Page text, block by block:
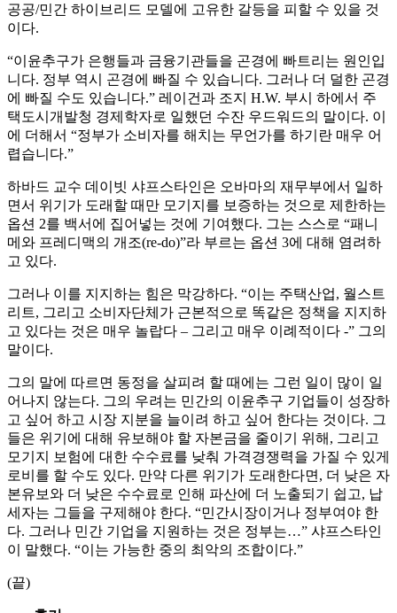
공공/민간 하이브리드 모델에 고유한 갈등을 피할 수 있을 것
이다.
“이윤추구가 은행들과 금융기관들을 곤경에 빠트리는 원인입
니다. 정부 역시 곤경에 빠질 수 있습니다. 그러나 더 덜한 곤경
에 빠질 수도 있습니다.” 레이건과 조지 H.W. 부시 하에서 주
택도시개발청 경제학자로 일했던 수잔 우드워드의 말이다. 이
에 더해서 “정부가 소비자를 해치는 무언가를 하기란 매우 어
렵습니다.”
하바드 교수 데이빗 샤프스타인은 오바마의 재무부에서 일하
면서 위기가 도래할 때만 모기지를 보증하는 것으로 제한하는
옵션 2를 백서에 집어넣는 것에 기여했다. 그는 스스로 “패니
메와 프레디맥의 개조(re-do)”라 부르는 옵션 3에 대해 염려하
고 있다.
그러나 이를 지지하는 힘은 막강하다. “이는 주택산업, 월스트
리트, 그리고 소비자단체가 근본적으로 똑같은 정책을 지지하
고 있다는 것은 매우 놀랍다 – 그리고 매우 이례적이다 -” 그의
말이다.
그의 말에 따르면 동정을 살피려 할 때에는 그런 일이 많이 일
어나지 않는다. 그의 우려는 민간의 이윤추구 기업들이 성장하
고 싶어 하고 시장 지분을 늘이려 하고 싶어 한다는 것이다. 그
들은 위기에 대해 유보해야 할 자본금을 줄이기 위해, 그리고
모기지 보험에 대한 수수료를 낮춰 가격경쟁력을 가질 수 있게
로비를 할 수도 있다. 만약 다른 위기가 도래한다면, 더 낮은 자
본유보와 더 낮은 수수료로 인해 파산에 더 노출되기 쉽고, 납
세자는 그들을 구제해야 한다. “민간시장이거나 정부여야 한
다. 그러나 민간 기업을 지원하는 것은 정부는…” 샤프스타인
이 말했다. “이는 가능한 중의 최악의 조합이다.”
(끝)